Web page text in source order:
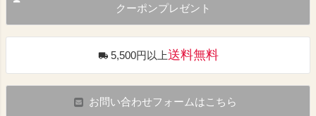
クーポンプレゼント
5,500円以上送料無料
お問い合わせフォームはこちら